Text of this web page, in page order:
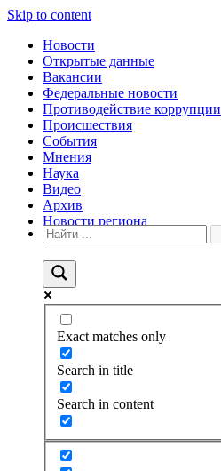
Skip to content
Новости
Открытые данные
Вакансии
Федеральные новости
Противодействие коррупции
Происшествия
События
Мнения
Наука
Видео
Архив
Новости региона
Exact matches only
Search in title
Search in content